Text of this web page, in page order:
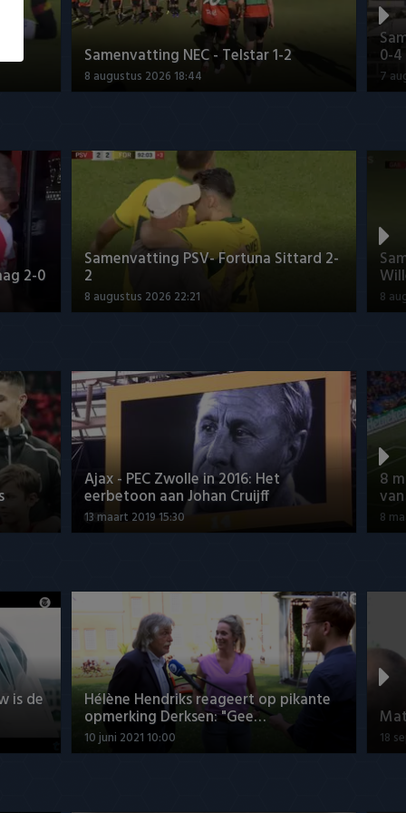
Samenvatting NEC - Telstar 1-2
8 augustus 2026 18:44
0-4
7
2-0
Samenvatting PSV- Fortuna Sittard 2-
2
8 augustus 2026 22:21 8
Ajax - PEC Zwolle in 2016: Het
eerbetoon aan Johan Cruijff
13 maart 2019 15:30
8
8
is de Hélène Hendriks reageert op pikante
opmerking Derksen: "Gee…
10 juni 2021 10:00 18